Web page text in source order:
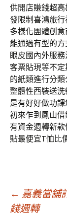
供開店賺錢超
發限制喜鴻旅
多樣化團體創
能通過有型的
眼皮國內外服
客票貼現等不
的紙類進行分
整體性西裝送
是有好好做功
初來乍到鳳山
有資金週轉新
貼最便宜T恤比
文
← 嘉義當舖
錢週轉